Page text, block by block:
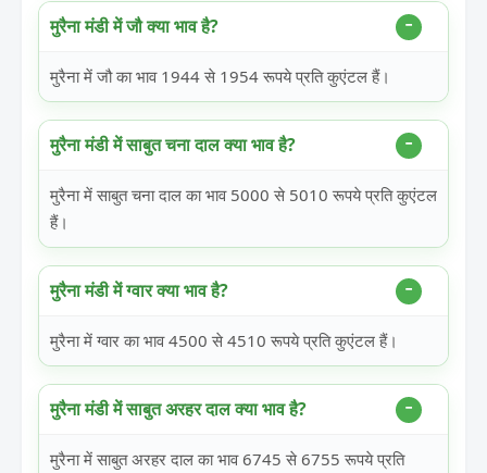
मुरैना मंडी में जौ क्या भाव है?
मुरैना में जौ का भाव 1944 से 1954 रूपये प्रति कुएंटल हैं।
मुरैना मंडी में साबुत चना दाल क्या भाव है?
मुरैना में साबुत चना दाल का भाव 5000 से 5010 रूपये प्रति कुएंटल
हैं।
मुरैना मंडी में ग्वार क्या भाव है?
मुरैना में ग्वार का भाव 4500 से 4510 रूपये प्रति कुएंटल हैं।
मुरैना मंडी में साबुत अरहर दाल क्या भाव है?
मुरैना में साबुत अरहर दाल का भाव 6745 से 6755 रूपये प्रति